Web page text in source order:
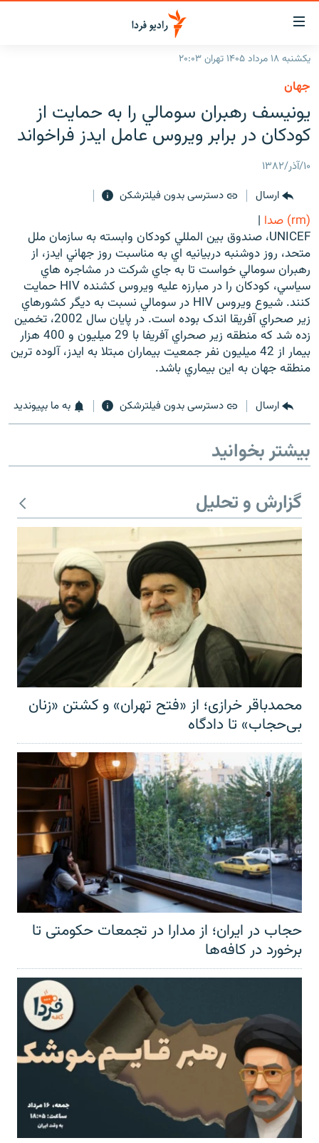
لینک‌های
قابلیت
دسترسی
بازگشت
منوی
اصلی
رفتن
صفحه
جستجو
جهان
برنامه‌های رادیویی
فرکانس‌ها
پادکست
چندرسانه‌ای
گزارش‌های تصویری
گزارش‌های ویدئویی
زنان فردا
English
به ما بپیوندید
زبان‌های دیگر
یکشنبه ۱۸ مرداد ۱۴۰۵ تهران ۲۰:۰۳
جهان
يونيسف رهبران سومالي را به حمايت از
کودکان در برابر ويروس عامل ايدز فراخواند
۱۰/آذر/۱۳۸۲
ارسال
دسترسی بدون فیلترشکن
(rm) صدا
|
UNICEF، صندوق بين المللي کودکان وابسته به سازمان ملل
متحد، روز دوشنبه دربيانيه اي به مناسبت روز جهاني ايدز، از
رهبران سومالي خواست تا به جاي شرکت در مشاجره هاي
سياسي، کودکان را در مبارزه عليه ويروس کشنده HIV حمايت
کنند. شيوع ويروس HIV در سومالي نسبت به ديگر کشورهاي
زير صحراي آفريقا اندک بوده است. در پايان سال 2002، تخمين
زده شد که منطقه زير صحراي آفريفا با 29 ميليون و 400 هزار
بيمار از 42 ميليون نفر جمعيت بيماران مبتلا به ايدز، آلوده ترين
منطقه جهان به اين بيماري باشد.
ارسال دسترسی بدون فیلترشکن به ما بپیوندید
بیشتر بخوانید
گزارش و تحلیل
محمدباقر خرازی؛ از «فتح تهران» و کشتن «زنان
بی‌حجاب» تا دادگاه
حجاب در ایران؛ از مدارا در تجمعات حکومتی تا
برخورد در کافه‌ها